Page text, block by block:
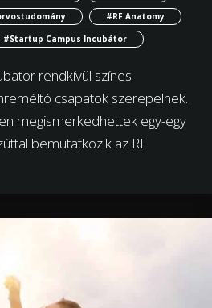
#RF Anatomy
#Startup Campus Incubátor
rendkívül színes
csapatok szerepelnek.
megismerkedhettek egy-egy
bemutatkozik az RF